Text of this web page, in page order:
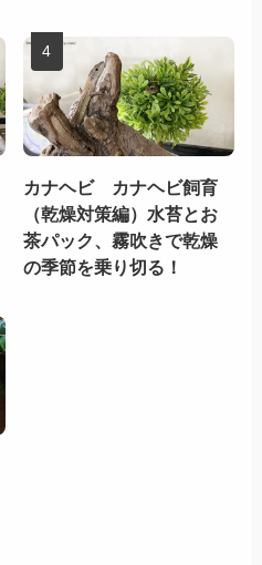
カナヘビ カナヘビ飼育
（乾燥対策編）水苔とお
茶パック、霧吹きで乾燥
の季節を乗り切る！